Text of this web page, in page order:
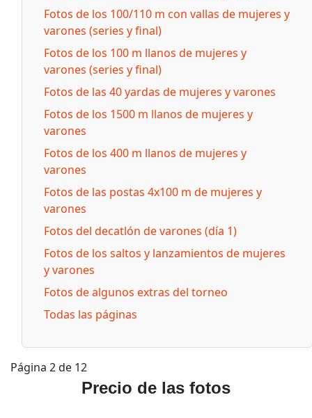
Fotos de los 100/110 m con vallas de mujeres y
varones (series y final)
Fotos de los 100 m llanos de mujeres y
varones (series y final)
Fotos de las 40 yardas de mujeres y varones
Fotos de los 1500 m llanos de mujeres y
varones
Fotos de los 400 m llanos de mujeres y
varones
Fotos de las postas 4x100 m de mujeres y
varones
Fotos del decatlón de varones (día 1)
Fotos de los saltos y lanzamientos de mujeres
y varones
Fotos de algunos extras del torneo
Todas las páginas
Página 2 de 12
Precio de las fotos